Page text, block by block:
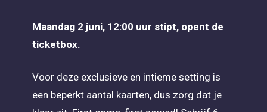
Maandag 2 juni, 12:00 uur stipt, opent de
ticketbox.
Voor deze exclusieve en intieme setting is
een beperkt aantal kaarten, dus zorg dat je